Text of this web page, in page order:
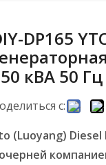
DP165
кВА 50 Гц
с:
(Luoyang) Diesel